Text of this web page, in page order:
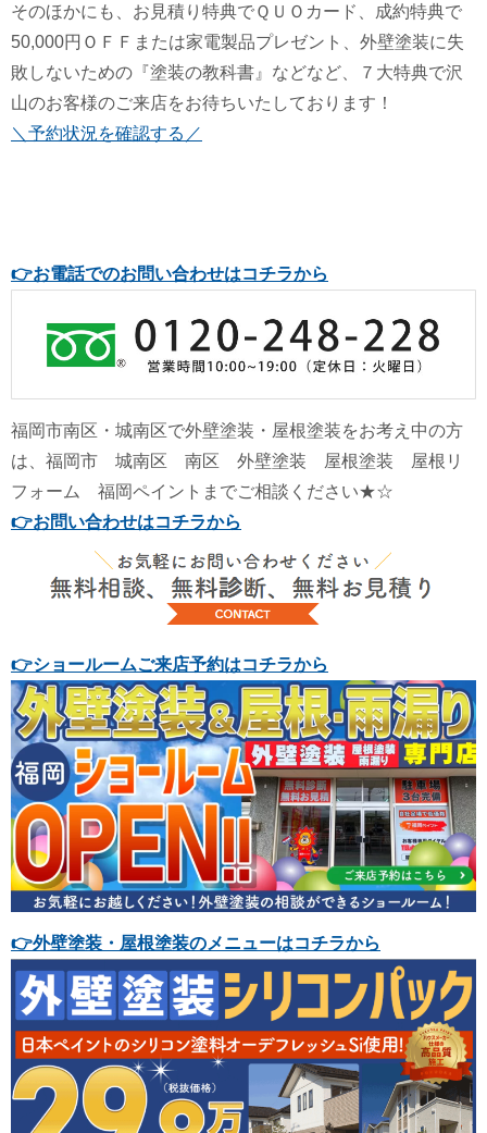
そのほかにも、お見積り特典でＱＵＯカード、成約特典で
50,000円ＯＦＦまたは家電製品プレゼント、外壁塗装に失
敗しないための『塗装の教科書』などなど、７大特典で沢
山のお客様のご来店をお待ちいたしております！
＼予約状況を確認する／
👉お電話でのお問い合わせはコチラから
福岡市南区・城南区で外壁塗装・屋根塗装をお考え中の方
は、福岡市 城南区 南区 外壁塗装 屋根塗装 屋根リ
フォーム 福岡ペイントまでご相談ください★☆
👉お問い合わせはコチラから
👉ショールームご来店予約はコチラから
👉外壁塗装・屋根塗装のメニューはコチラから